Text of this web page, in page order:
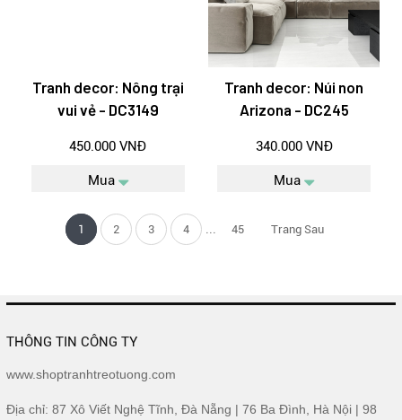
Tranh decor: Nông trại
vui vẻ - DC3149
450.000 VNĐ
Mua
Tranh decor: Núi non
Arizona - DC245
340.000 VNĐ
Mua
1 2 3 4 45 Trang Sau
THÔNG TIN CÔNG TY
www.shoptranhtreotuong.com
Địa chỉ: 87 Xô Viết Nghệ Tĩnh, Đà Nẵng | 76 Ba Đình, Hà Nội | 98